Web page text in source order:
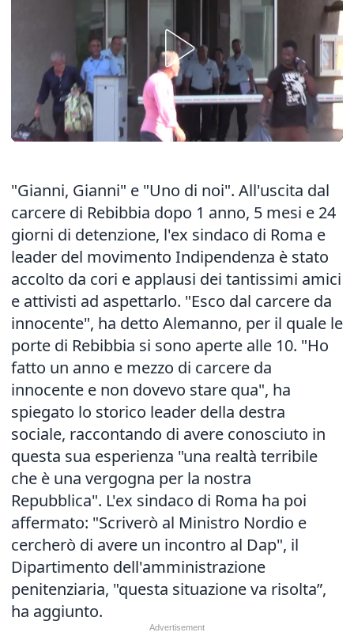
"Gianni, Gianni" e "Uno di noi". All'uscita dal
carcere di Rebibbia dopo 1 anno, 5 mesi e 24
giorni di detenzione, l'ex sindaco di Roma e
leader del movimento Indipendenza è stato
accolto da cori e applausi dei tantissimi amici
e attivisti ad aspettarlo. "Esco dal carcere da
innocente", ha detto Alemanno, per il quale le
porte di Rebibbia si sono aperte alle 10. "Ho
fatto un anno e mezzo di carcere da
innocente e non dovevo stare qua", ha
spiegato lo storico leader della destra
sociale, raccontando di avere conosciuto in
questa sua esperienza "una realtà terribile
che è una vergogna per la nostra
Repubblica". L'ex sindaco di Roma ha poi
affermato: "Scriverò al Ministro Nordio e
cercherò di avere un incontro al Dap", il
Dipartimento dell'amministrazione
penitenziaria, "questa situazione va risolta”,
ha aggiunto.